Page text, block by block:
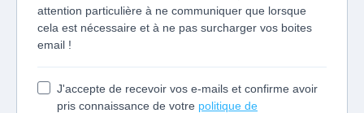
attention particulière à ne communiquer que lorsque
cela est nécessaire et à ne pas surcharger vos boites
email !
J'accepte de recevoir vos e-mails et confirme avoir
pris connaissance de votre politique de